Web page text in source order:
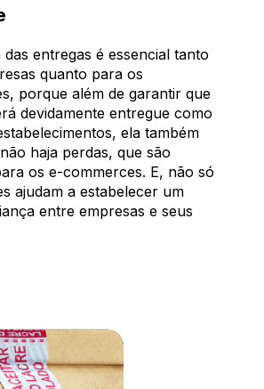
entregas é essencial tanto
quanto para os
porque além de garantir que
devidamente entregue como
ela também
haja perdas, que são
os e-commerces. E, não só
ajudam a estabelecer um
entre empresas e seus